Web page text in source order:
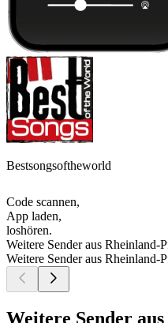
Bestsongsoftheworld
Code scannen,
App laden,
loshören.
Weitere Sender aus Rheinland-
Weitere Sender aus Rheinland-
Weitere Sender